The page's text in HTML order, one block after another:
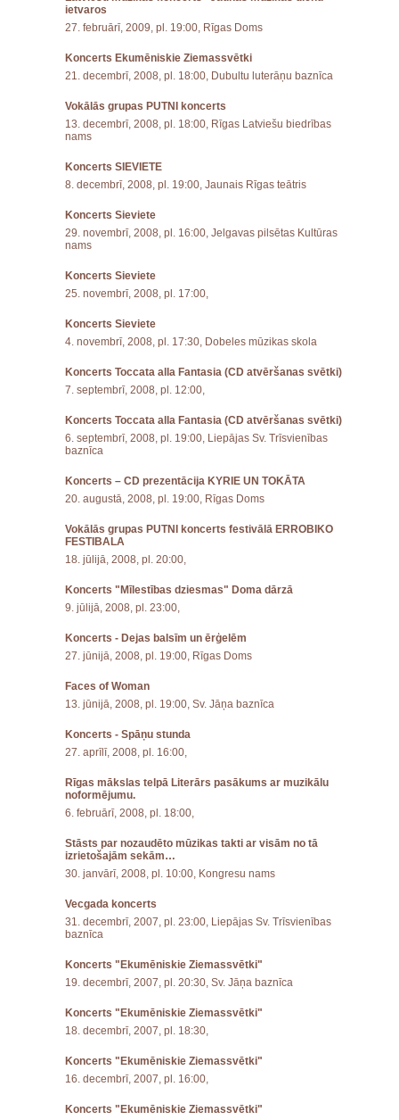
ietvaros
27. februārī, 2009, pl. 19:00, Rīgas Doms
Koncerts Ekumēniskie Ziemassvētki
21. decembrī, 2008, pl. 18:00, Dubultu luterāņu baznīca
Vokālās grupas PUTNI koncerts
13. decembrī, 2008, pl. 18:00, Rīgas Latviešu biedrības
nams
Koncerts SIEVIETE
8. decembrī, 2008, pl. 19:00, Jaunais Rīgas teātris
Koncerts Sieviete
29. novembrī, 2008, pl. 16:00, Jelgavas pilsētas Kultūras
nams
Koncerts Sieviete
25. novembrī, 2008, pl. 17:00,
Koncerts Sieviete
4. novembrī, 2008, pl. 17:30, Dobeles mūzikas skola
Koncerts Toccata alla Fantasia (CD atvēršanas svētki)
7. septembrī, 2008, pl. 12:00,
Koncerts Toccata alla Fantasia (CD atvēršanas svētki)
6. septembrī, 2008, pl. 19:00, Liepājas Sv. Trīsvienības
baznīca
Koncerts – CD prezentācija KYRIE UN TOKĀTA
20. augustā, 2008, pl. 19:00, Rīgas Doms
Vokālās grupas PUTNI koncerts festivālā ERROBIKO
FESTIBALA
18. jūlijā, 2008, pl. 20:00,
Koncerts "Mīlestības dziesmas" Doma dārzā
9. jūlijā, 2008, pl. 23:00,
Koncerts - Dejas balsīm un ērģelēm
27. jūnijā, 2008, pl. 19:00, Rīgas Doms
Faces of Woman
13. jūnijā, 2008, pl. 19:00, Sv. Jāņa baznīca
Koncerts - Spāņu stunda
27. aprīlī, 2008, pl. 16:00,
Rīgas mākslas telpā Literārs pasākums ar muzikālu
noformējumu.
6. februārī, 2008, pl. 18:00,
Stāsts par nozaudēto mūzikas takti ar visām no tā
izrietošajām sekām…
30. janvārī, 2008, pl. 10:00, Kongresu nams
Vecgada koncerts
31. decembrī, 2007, pl. 23:00, Liepājas Sv. Trīsvienības
baznīca
Koncerts "Ekumēniskie Ziemassvētki"
19. decembrī, 2007, pl. 20:30, Sv. Jāņa baznīca
Koncerts "Ekumēniskie Ziemassvētki"
18. decembrī, 2007, pl. 18:30,
Koncerts "Ekumēniskie Ziemassvētki"
16. decembrī, 2007, pl. 16:00,
Koncerts "Ekumēniskie Ziemassvētki"